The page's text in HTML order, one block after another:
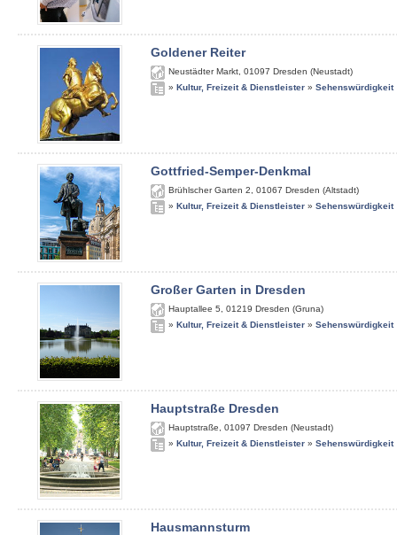
Goldener Reiter
Neustädter Markt 01097 Dresden (Neustadt)
» Kultur, Freizeit & Dienstleister » Sehenswürdigkeit
Gottfried-Semper-Denkmal
Brühlscher Garten 2 01067 Dresden (Altstadt)
» Kultur, Freizeit & Dienstleister » Sehenswürdigkeit
Großer Garten in Dresden
Hauptallee 5 01219 Dresden (Gruna)
» Kultur, Freizeit & Dienstleister » Sehenswürdigkeit
Hauptstraße Dresden
Hauptstraße 01097 Dresden (Neustadt)
» Kultur, Freizeit & Dienstleister » Sehenswürdigkeit
Hausmannsturm